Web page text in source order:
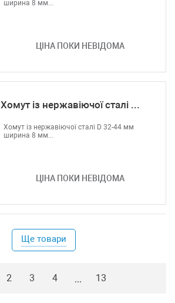
ЦІНА ПОКИ НЕВІДОМА
ширина 8 мм...
Хомут із нержавіючої сталі ...
ЦІНА ПОКИ НЕВІДОМА
Хомут із нержавіючої сталі D 32-44 мм
ширина 8 мм...
Ще товари
2 3 4 ... 13